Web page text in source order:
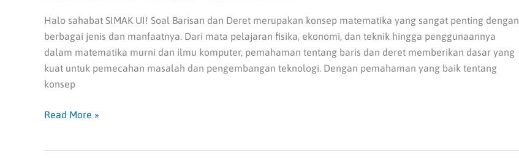
Halo sahabat SIMAK UI! Soal Barisan dan Deret merupakan konsep matematika yang sangat penting dengan
berbagai jenis dan manfaatnya. Dari mata pelajaran fisika, ekonomi, dan teknik hingga penggunaannya
dalam matematika murni dan ilmu komputer, pemahaman tentang baris dan deret memberikan dasar yang
kuat untuk pemecahan masalah dan pengembangan teknologi. Dengan pemahaman yang baik tentang
konsep
Read More »